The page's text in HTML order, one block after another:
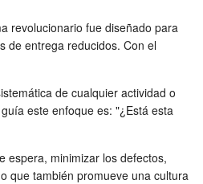
revolucionario fue diseñado para
de entrega reducidos. Con el
de cualquier actividad o
este enfoque es: "¿Está esta
espera, minimizar los defectos,
que también promueve una cultura